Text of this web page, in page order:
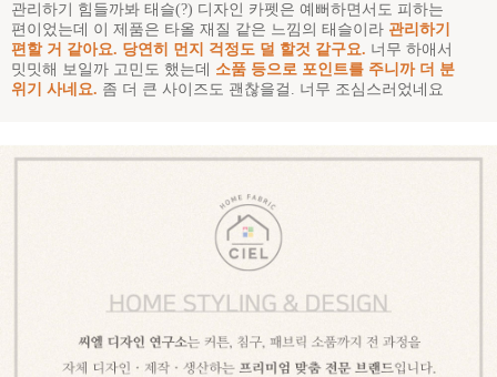
관리하기 힘들까봐 태슬(?) 디자인 카펫은 예뻐하면서도 피하는
편이었는데 이 제품은 타올 재질 같은 느낌의 태슬이라 관리하기
편할 거 같아요. 당연히 먼지 걱정도 덜 할것 같구요. 너무 하애서
밋밋해 보일까 고민도 했는데 소품 등으로 포인트를 주니까 더 분
위기 사네요. 좀 더 큰 사이즈도 괜찮을걸. 너무 조심스러었네요